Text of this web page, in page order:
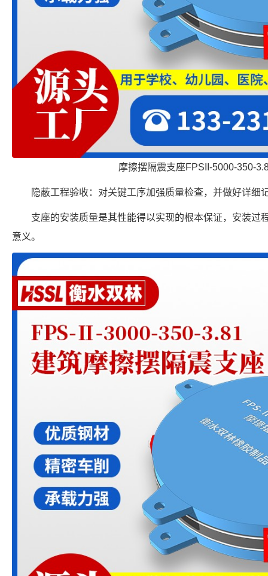
摩擦摆隔震支座FPSII-5000-350-
隐蔽工程验收：对关键工序加强质量检查，并做好详细
支座的安装质量是其性能得以实现的根本保证，安装过
意义。